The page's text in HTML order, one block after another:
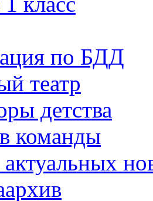
по БДД
театр
детства
команды